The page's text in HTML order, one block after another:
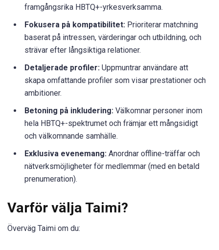
framgångsrika HBTQ+-yrkesverksamma.
Fokusera på kompatibilitet: Prioriterar matchning
baserat på intressen, värderingar och utbildning, och
strävar efter långsiktiga relationer.
Detaljerade profiler: Uppmuntrar användare att
skapa omfattande profiler som visar prestationer och
ambitioner.
Betoning på inkludering: Välkomnar personer inom
hela HBTQ+-spektrumet och främjar ett mångsidigt
och välkomnande samhälle.
Exklusiva evenemang: Anordnar offline-träffar och
nätverksmöjligheter för medlemmar (med en betald
prenumeration).
Varför välja Taimi?
Överväg Taimi om du: